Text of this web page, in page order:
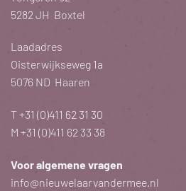
5282 JH Boxtel
Laadadres
Oisterwijkseweg 1a
5076 ND Haaren
T+31 (0)411 62 31 30
M +31 (0)411 62 33 38
Voor algemene vragen
info@nieuwelaarvandermee.nl